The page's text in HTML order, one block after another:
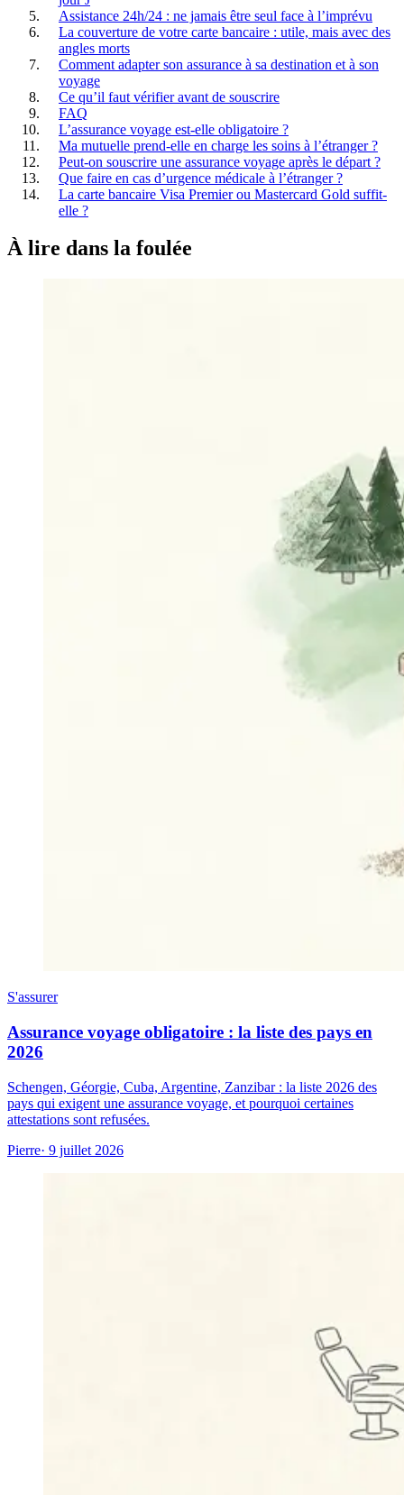
Assistance 24h/24 : ne jamais être seul face à l’imprévu
La couverture de votre carte bancaire : utile, mais avec des
angles morts
Comment adapter son assurance à sa destination et à son
voyage
Ce qu’il faut vérifier avant de souscrire
FAQ
L’assurance voyage est-elle obligatoire ?
Ma mutuelle prend-elle en charge les soins à l’étranger ?
Peut-on souscrire une assurance voyage après le départ ?
Que faire en cas d’urgence médicale à l’étranger ?
La carte bancaire Visa Premier ou Mastercard Gold suffit-
elle ?
À lire dans la foulée
S'assurer
Assurance voyage obligatoire : la liste des pays en
2026
Schengen, Géorgie, Cuba, Argentine, Zanzibar : la liste 2026 des
pays qui exigent une assurance voyage, et pourquoi certaines
attestations sont refusées.
Pierre· 9 juillet 2026